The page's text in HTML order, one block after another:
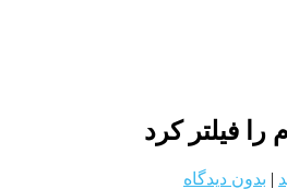
فیلتر کرد
| بدون دیدگاه